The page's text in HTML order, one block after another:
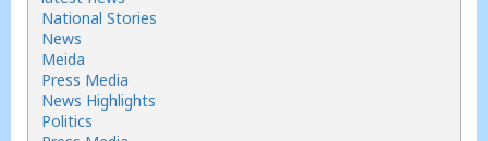
National Stories
News
Meida
Press Media
News Highlights
Politics